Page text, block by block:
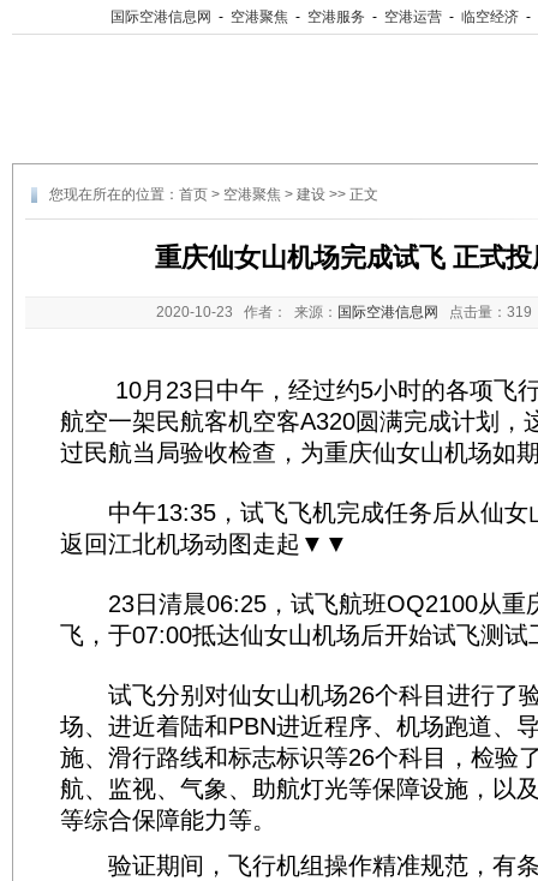
国际空港信息网 - 空港聚焦 - 空港服务 - 空港运营 - 临空经济 -
您现在所在的位置： 首页 > 空港聚焦 > 建设 >> 正文
重庆仙女山机场完成试飞 正式
2020-10-23 作者： 来源： 国际空港信息网 点击量：
10月23日中午，经过约5小时的各项飞
航空一架民航客机空客A320圆满完成计划，
过民航当局验收检查，为重庆仙女山机场如
中午13:35，试飞飞机完成任务后从仙女
返回江北机场动图走起▼▼
23日清晨06:25，试飞航班OQ2100从重
飞，于07:00抵达仙女山机场后开始试飞测试
试飞分别对仙女山机场26个科目进行了
场、进近着陆和PBN进近程序、机场跑道、
施、滑行路线和标志标识等26个科目，检验
航、监视、气象、助航灯光等保障设施，以
等综合保障能力等。
验证期间，飞行机组操作精准规范，有